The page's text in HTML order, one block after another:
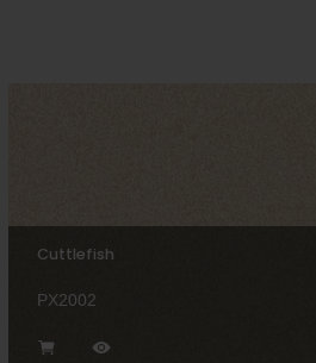
Cuttlefish
PX2002